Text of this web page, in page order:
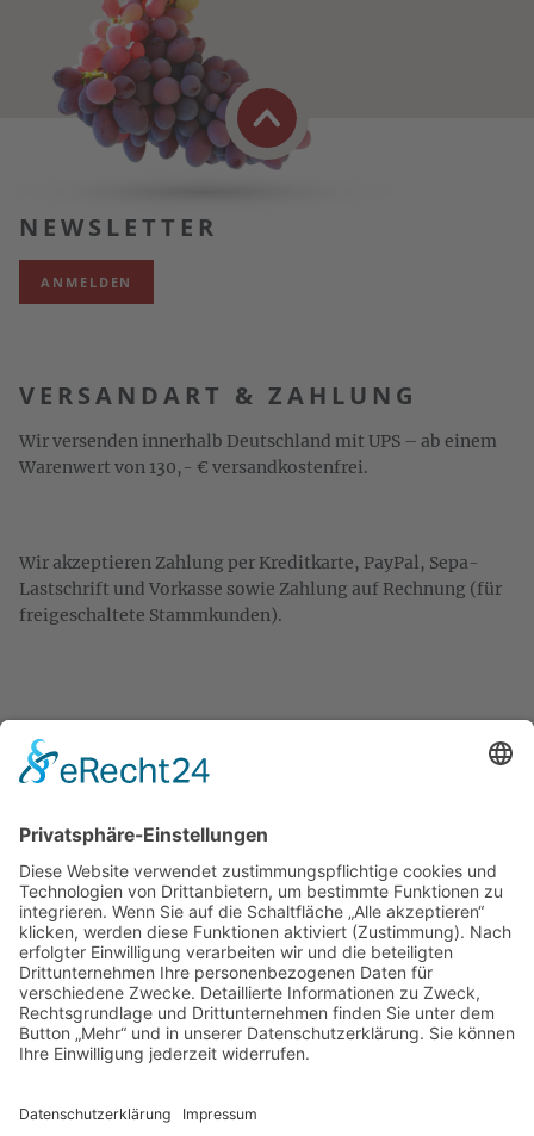
NEWSLETTER
ANMELDEN
VERSANDART & ZAHLUNG
Wir versenden innerhalb Deutschland mit UPS – ab einem
Warenwert von 130,- € versandkostenfrei.
Wir akzeptieren Zahlung per Kreditkarte, PayPal, Sepa-
Lastschrift und Vorkasse sowie Zahlung auf Rechnung (für
freigeschaltete Stammkunden).
KONTAKT
Daimlerstr. 21
50859 Köln
Telefon: 02234 802701
Fax: 02234 986145
Abholung und Verkauf
im Lagerausschließlich
nach Termin­vereinbarung.